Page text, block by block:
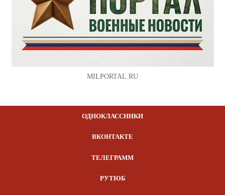
MILPORTAL.RU
ОДНОКЛАССНИКИ
ВКОНТАКТЕ
ТЕЛЕГРАММ
РУТЮБ